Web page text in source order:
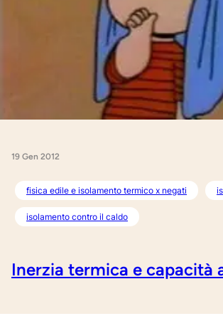
19 Gen 2012
fisica edile e isolamento termico x negati
isolamento contro il caldo
Inerzia termica e capacità